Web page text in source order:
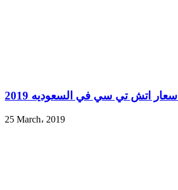
اسعار اتش تي سي في السعوديه 2019
25 March، 2019